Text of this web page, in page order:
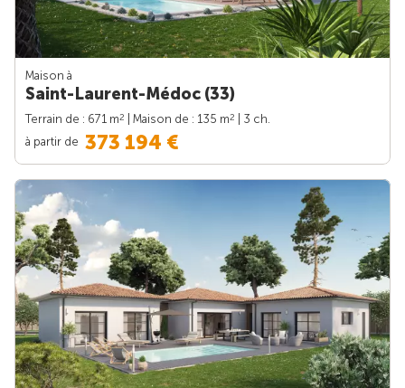
Maison à
Saint-Laurent-Médoc (33)
Terrain de : 671 m2 | Maison de : 135 m2
| 3 ch.
à partir de 373 194 €